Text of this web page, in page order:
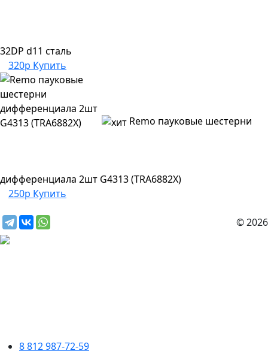
32DP d11 сталь
320р Купить
Remo пауковые шестерни
дифференциала 2шт G4313 (TRA6882X)
250р Купить
© 2026
8 812 987-72-59